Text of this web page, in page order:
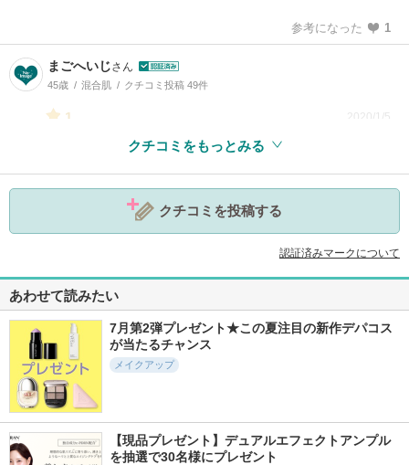
参考になった 1
まごへいじさん
45歳 混合肌 クチコミ投稿 49件
1 2020/1/5
クチコミをもっとみる
クチコミを投稿する
認証済みマークについて
あわせて読みたい
7月第2弾プレゼント★この夏注目の新作デパコス
が当たるチャンス
メイクアップ
【現品プレゼント】デュアルエフェクトアンプル
を抽選で30名様にプレゼント